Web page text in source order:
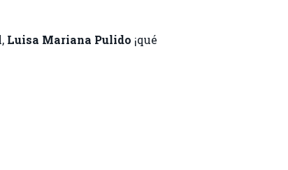
Luisa Mariana Pulido ¡qué